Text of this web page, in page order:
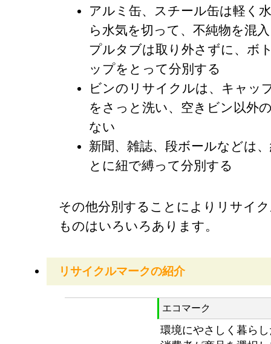
アルミ缶、スチール缶は軽く
ら水気を切って、不純物を混
プルタブは取り外さずに、ボ
ップをとって分別する
ビンのリサイクルは、キャッ
をさっと洗い、空きビン以外
ない
新聞、雑誌、段ボールなどは
とに紐で縛って分別する
その他分別することによりリサイ
ものはいろいろあります。
リサイクルマークの紹介
エコマーク
環境にやさしく暮ら